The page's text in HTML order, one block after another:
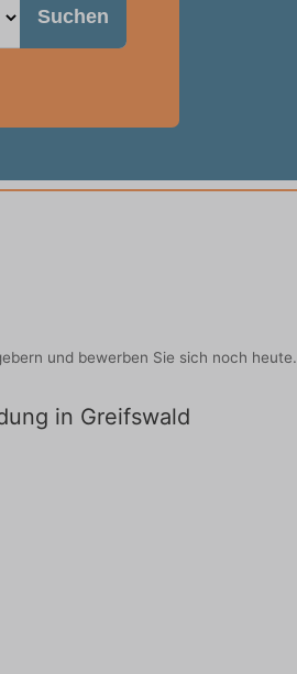
Suchen
und bewerben Sie sich noch heute.
in Greifswald